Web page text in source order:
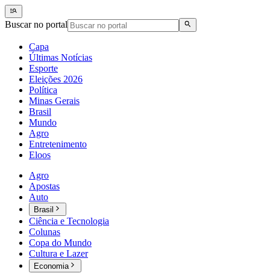
Buscar no portal
Capa
Últimas Notícias
Esporte
Eleições 2026
Política
Minas Gerais
Brasil
Mundo
Agro
Entretenimento
Eloos
Agro
Apostas
Auto
Brasil
Ciência e Tecnologia
Colunas
Copa do Mundo
Cultura e Lazer
Economia